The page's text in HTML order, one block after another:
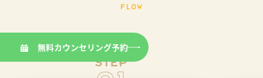
無料カウンセリング予約
F L OW
STEP